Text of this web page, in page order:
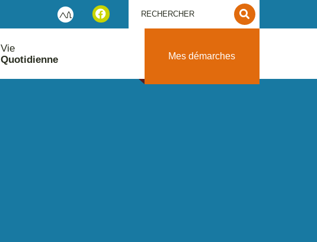
Vie
Quotidienne
Mes démarches